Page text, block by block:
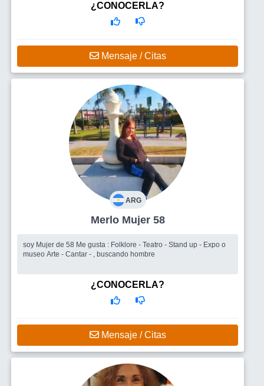
¿CONOCERLA?
Mensaje / Citas
ARG
Merlo Mujer 58
soy Mujer de 58 Me gusta : Folklore - Teatro - Stand up - Expo o
museo Arte - Cantar - , buscando hombre
¿CONOCERLA?
Mensaje / Citas